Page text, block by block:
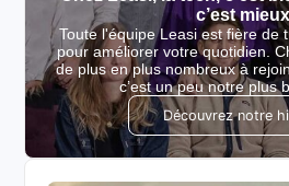
c’est
Toute l'équipe Leasi est fière de
pour améliorer votre quotidien.
de plus en plus nombreux à
c’est un peu notre plus
Découvrez notre